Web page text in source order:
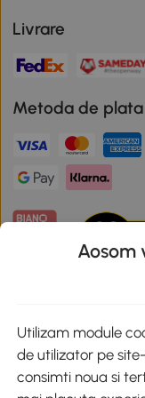
Livrare
Metoda de plata
Descarca
Aosom
Utilizam module
de utilizator pe
consimti noua si